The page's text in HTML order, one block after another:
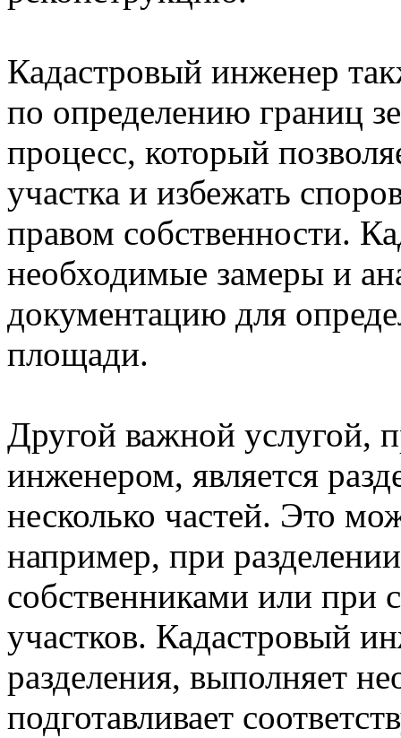
Кадастровый инженер
по определению границ
процесс, который
участка и избежать
правом собственности.
необходимые замеры и
документацию для
площади.
Другой важной услугой,
инженером, является
несколько частей. Это
например, при
собственниками или при
участков. Кадастровый
разделения, выполняет
подготавливает